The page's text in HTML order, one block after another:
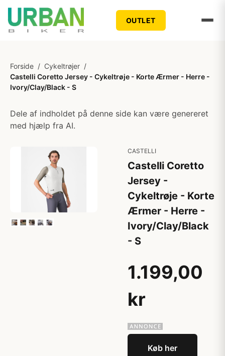
OUTLET
Forside / Cykeltrøjer /
Castelli Coretto Jersey - Cykeltrøje - Korte Ærmer - Herre -
Ivory/Clay/Black - S
Dele af indholdet på denne side kan være genereret
med hjælp fra AI.
CASTELLI
Castelli Coretto
Jersey -
Cykeltrøje - Korte
Ærmer - Herre -
Ivory/Clay/Black
- S
1.199,00
kr
Køb her